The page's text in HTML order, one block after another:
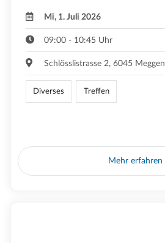
Mi, 1. Juli 2026
09:00 - 10:45 Uhr
Schlösslistrasse 2, 6045 Meggen
Diverses Treffen
Mehr erfahren